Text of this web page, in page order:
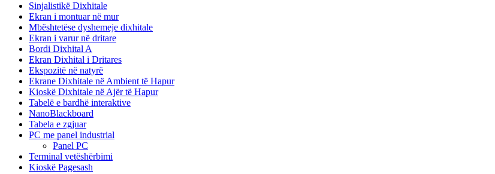
Sinjalistikë Dixhitale
Ekran i montuar në mur
Mbështetëse dyshemeje dixhitale
Ekran i varur në dritare
Bordi Dixhital A
Ekran Dixhital i Dritares
Ekspozitë në natyrë
Ekrane Dixhitale në Ambient të Hapur
Kioskë Dixhitale në Ajër të Hapur
Tabelë e bardhë interaktive
NanoBlackboard
Tabela e zgjuar
PC me panel industrial
Panel PC
Terminal vetëshërbimi
Kioskë Pagesash